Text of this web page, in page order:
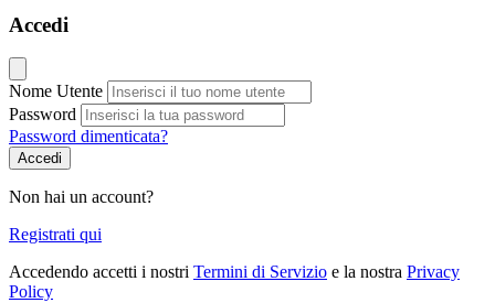
Accedi
Nome Utente
Password
Password dimenticata?
Accedi
Non hai un account?
Registrati qui
Accedendo accetti i nostri Termini di Servizio e la nostra Privacy
Policy